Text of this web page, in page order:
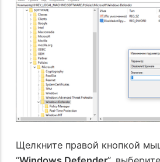
Щелкните правой кнопкой